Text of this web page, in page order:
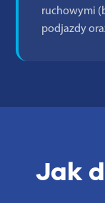
ruchowymi
podjazdy
Jak